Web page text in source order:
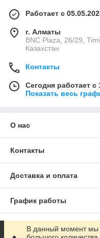
Работает с
г. Алматы
BNC Plaza, 26/29,
Казахстан
Контакты
Сегодня работает с
Показать весь
О нас
Контакты
Доставка и оплата
График работы
Полная версия сайта
В данный момент мы